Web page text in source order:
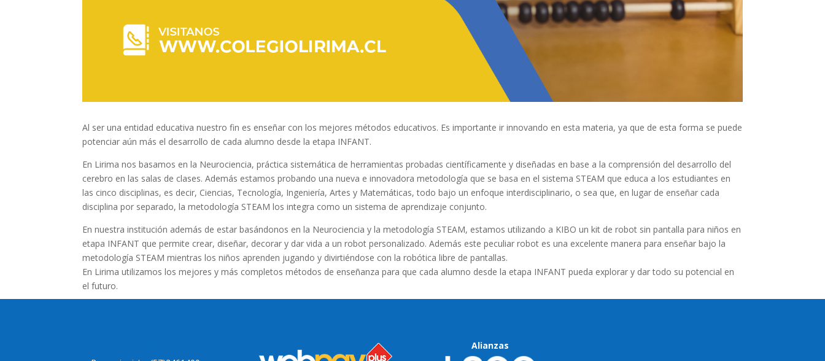
Al ser una entidad educativa nuestro fin es enseñar con los mejores métodos educativos. Es importante ir innovando en esta materia, ya que de esta forma se puede
potenciar aún más el desarrollo de cada alumno desde la etapa INFANT.
En Lirima nos basamos en la Neurociencia, práctica sistemática de herramientas probadas científicamente y diseñadas en base a la comprensión del desarrollo del
cerebro en las salas de clases. Además estamos probando una nueva e innovadora metodología que se basa en el sistema STEAM que educa a los estudiantes en
las cinco disciplinas, es decir, Ciencias, Tecnología, Ingeniería, Artes y Matemáticas, todo bajo un enfoque interdisciplinario, o sea que, en lugar de enseñar cada
disciplina por separado, la metodología STEAM los integra como un sistema de aprendizaje conjunto.
En nuestra institución además de estar basándonos en la Neurociencia y la metodología STEAM, estamos utilizando a KIBO un kit de robot sin pantalla para niños en
etapa INFANT que permite crear, diseñar, decorar y dar vida a un robot personalizado. Además este peculiar robot es una excelente manera para enseñar bajo la
metodología STEAM mientras los niños aprenden jugando y divirtiéndose con la robótica libre de pantallas.
En Lirima utilizamos los mejores y más completos métodos de enseñanza para que cada alumno desde la etapa INFANT pueda explorar y dar todo su potencial en
el futuro.
Alianzas